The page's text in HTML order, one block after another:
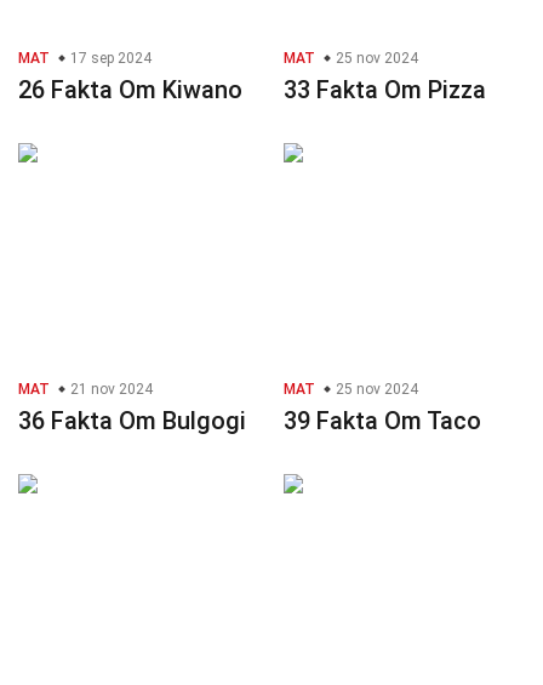
MAT 17 sep 2024
26 Fakta Om Kiwano
MAT 25 nov 2024
33 Fakta Om Pizza
MAT 21 nov 2024
36 Fakta Om Bulgogi
MAT 25 nov 2024
39 Fakta Om Taco